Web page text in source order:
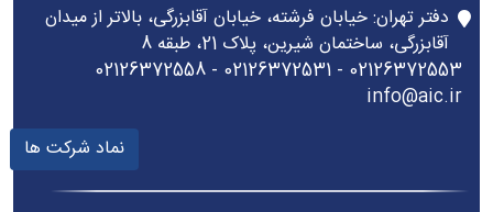
نماد شرکت ها
دفتر تهران: خیابان فرشته، خیابان آقابزرگی، بالاتر از میدان
آقابزرگی، ساختمان شیرین، پلاک 21، طبقه 8
02126372553 - 02126372531 - 02126372558
info@aic.ir